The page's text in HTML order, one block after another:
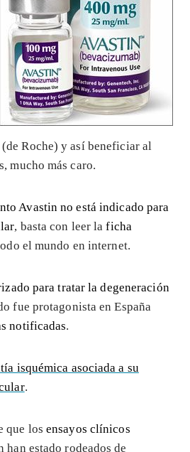
(de Roche) y así beneficiar al
mucho más caro.
Avastin no está indicado para
, basta con leer laficha
el mundo en internet.
para tratar la degeneración
fue protagonista en España
notificadas.
isquémica asociada a su
.
que los ensayos clínicos
estado rodeados de